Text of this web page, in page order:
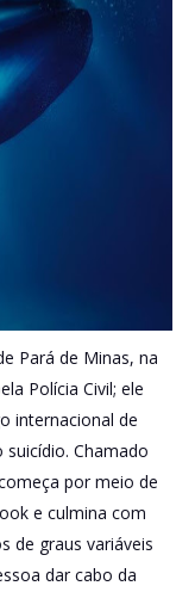
Pará de Minas, na
Polícia Civil; ele
internacional de
Chamado
por meio de
e culmina com
de graus variáveis
dar cabo da